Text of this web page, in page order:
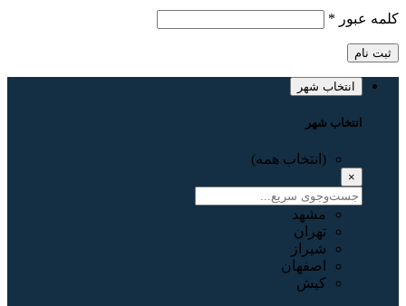
کلمه عبور *
ثبت نام
انتخاب شهر
انتخاب شهر
(انتخاب همه)
×
مشهد
تهران
شیراز
اصفهان
کیش